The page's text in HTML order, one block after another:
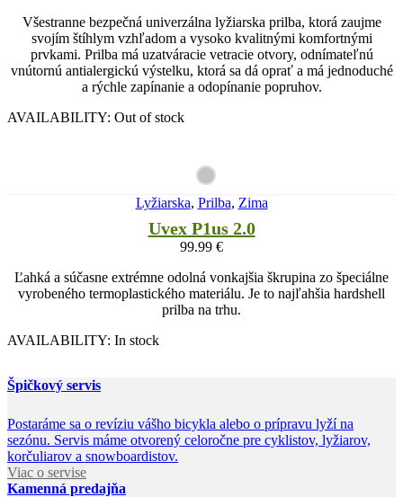
Všestranne bezpečná univerzálna lyžiarska prilba, ktorá zaujme
svojím štíhlym vzhľadom a vysoko kvalitnými komfortnými
prvkami. Prilba má uzatváracie vetracie otvory, odnímateľnú
vnútornú antialergickú výstelku, ktorá sa dá oprať a má jednoduché
a rýchle zapínanie a odopínanie popruhov.
AVAILABILITY: Out of stock
Lyžiarska, Prilba, Zima
Uvex P1us 2.0
99.99 €
Ľahká a súčasne extrémne odolná vonkajšia škrupina zo špeciálne
vyrobeného termoplastického materiálu. Je to najľahšia hardshell
prilba na trhu.
AVAILABILITY: In stock
Špičkový servis
Postaráme sa o revíziu vášho bicykla alebo o prípravu lyží na
sezónu. Servis máme otvorený celoročne pre cyklistov, lyžiarov,
korčuliarov a snowboardistov.
Viac o servise
Kamenná predajňa